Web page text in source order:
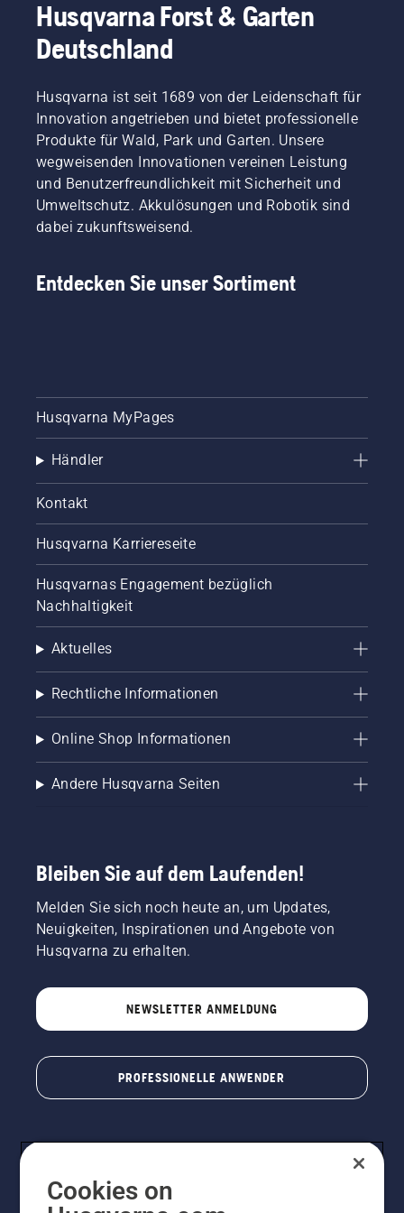
Husqvarna Forst & Garten
Deutschland
Husqvarna ist seit 1689 von der Leidenschaft für
Innovation angetrieben und bietet professionelle
Produkte für Wald, Park und Garten. Unsere
wegweisenden Innovationen vereinen Leistung
und Benutzerfreundlichkeit mit Sicherheit und
Umweltschutz. Akkulösungen und Robotik sind
dabei zukunftsweisend.
Entdecken Sie unser Sortiment
Husqvarna MyPages
Händler
Kontakt
Husqvarna Karriereseite
Husqvarnas Engagement bezüglich
Nachhaltigkeit
Aktuelles
Rechtliche Informationen
Online Shop Informationen
Andere Husqvarna Seiten
Bleiben Sie auf dem Laufenden!
Melden Sie sich noch heute an, um Updates,
Neuigkeiten, Inspirationen und Angebote von
Husqvarna zu erhalten.
NEWSLETTER ANMELDUNG
PROFESSIONELLE ANWENDER
Cookies on